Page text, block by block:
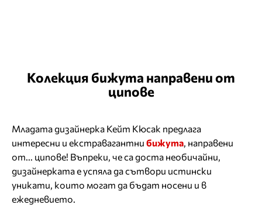
Колекция бижута направени от
ципове
Младата дизайнерка Кейт Кюсак предлага
интересни и екстравагантни бижута , направени
от... ципове! Въпреки, че са доста необичайни,
дизайнерката е успяла да сътвори истински
уникати, които могат да бъдат носени и в
ежедневието.